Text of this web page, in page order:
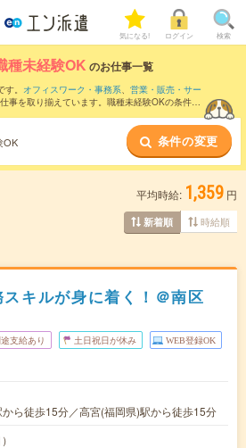
気になる! ログイン 検索
種未経験OK のお仕事一覧
。 オフィスワーク・事務系、 営業・販売・サー
事を取り揃えています。職種未経験OKの条件の
OK 条件の変更
平均時給: 1,359 円
新着順 時給順
スキルが身に着く！＠南区
支給あり 土日祝日が休み WEB登録OK
ら徒歩15分／高宮(福岡県)駅から徒歩15分